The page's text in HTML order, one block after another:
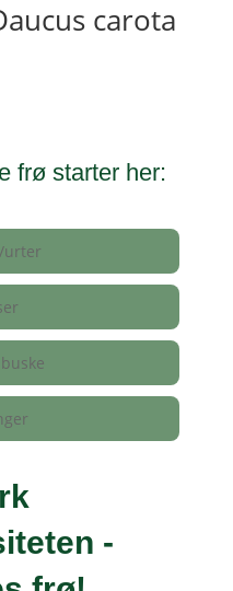
carota
frø starter her:
urter
-